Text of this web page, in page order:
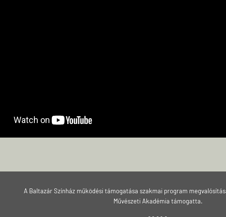
A Baltazár Színház működési támogatása szakmai program
Művészeti Akadémia támogatta.